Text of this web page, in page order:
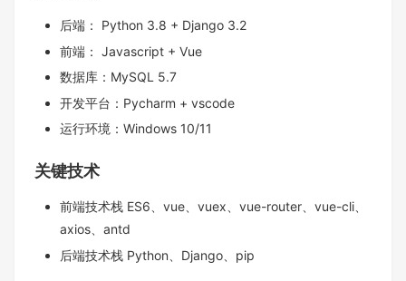
后端： Python 3.8 + Django 3.2
前端： Javascript + Vue
数据库：MySQL 5.7
开发平台：Pycharm + vscode
运行环境：Windows 10/11
关键技术
前端技术栈 ES6、vue、vuex、vue-router、vue-cli、
axios、antd
后端技术栈 Python、Django、pip